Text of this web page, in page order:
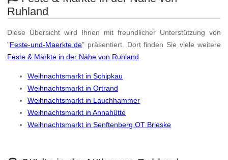
Ruhland
Diese Übersicht wird Ihnen mit freundlicher Unterstützung von
"Feste-und-Maerkte.de" präsentiert. Dort finden Sie viele weitere
Feste & Märkte in der Nähe von Ruhland
Weihnachtsmarkt in Schipkau
Weihnachtsmarkt in Ortrand
Weihnachtsmarkt in Lauchhammer
Weihnachtsmarkt in Annahütte
Weihnachtsmarkt in Senftenberg OT Brieske